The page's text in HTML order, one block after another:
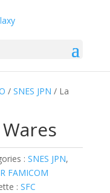
/ SNES JPN / La
Wares
:SNES JPN,
FAMICOM
:SFC